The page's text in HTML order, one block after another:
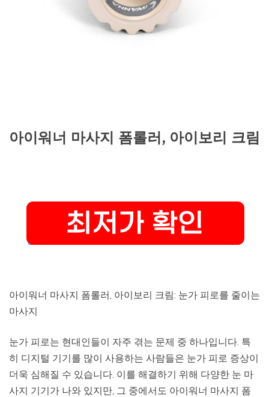
아이워너 마사지 폼롤러, 아이보리 크림
아이워너 마사지 폼롤러, 아이보리 크림: 눈가 피로를 줄이는
마사지
눈가 피로는 현대인들이 자주 겪는 문제 중 하나입니다. 특
히 디지털 기기를 많이 사용하는 사람들은 눈가 피로 증상이
더욱 심해질 수 있습니다. 이를 해결하기 위해 다양한 눈 마
사지 기기가 나와 있지만, 그 중에서도 아이워너 마사지 폼